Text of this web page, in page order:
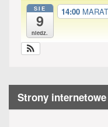
SIE
9
niedz.
14:00
Strony